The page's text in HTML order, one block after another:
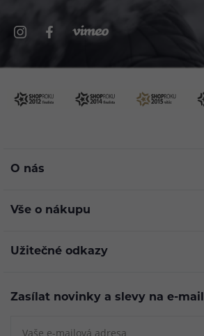
O nás
Vše o nákupu
Užitečné odkazy
Zasílat novinky a slevy na e-mail